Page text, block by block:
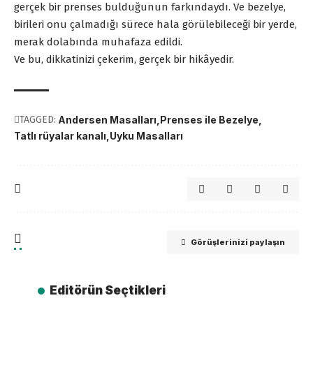
gerçek bir prenses bulduğunun farkındaydı. Ve bezelye,
birileri onu çalmadığı sürece hala görülebileceği bir yerde,
merak dolabında muhafaza edildi.
Ve bu, dikkatinizi çekerim, gerçek bir hikâyedir.
TAGGED: Andersen Masalları Prenses ile Bezelye
Tatlı rüyalar kanalı Uyku Masalları
Görüşlerinizi paylaşın
Editörün Seçtikleri